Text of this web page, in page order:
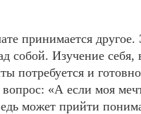
принимается другое.
собой. Изучение себя,
потребуется и
«А если моя
может прийти